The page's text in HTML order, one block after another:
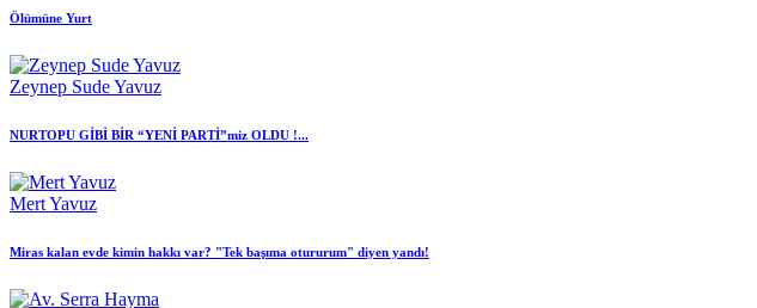
Ölümüne Yurt
Zeynep Sude Yavuz
NURTOPU GİBİ BİR “YENİ PARTİ”miz OLDU !...
Mert Yavuz
Miras kalan evde kimin hakkı var? "Tek başıma otururum" diyen yandı!